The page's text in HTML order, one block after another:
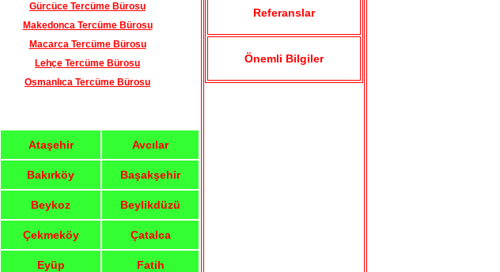
Gürcüce Tercüme Bürosu
Makedonca Tercüme Bürosu
Macarca Tercüme Bürosu
Lehçe Tercüme Bürosu
Osmanlıca Tercüme Bürosu
Ataşehir Avcılar
Bakırköy Başakşehir
Beykoz Beylikdüzü
Çekmeköy Çatalca
Eyüp Fatih
Referanslar
Önemli Bilgiler